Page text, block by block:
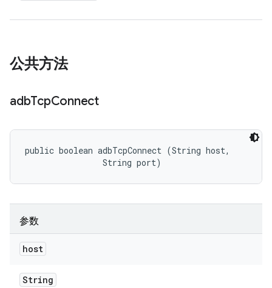
公共方法
adbTcpConnect
public boolean adbTcpConnect (String host,
                String port)
参数
host
String